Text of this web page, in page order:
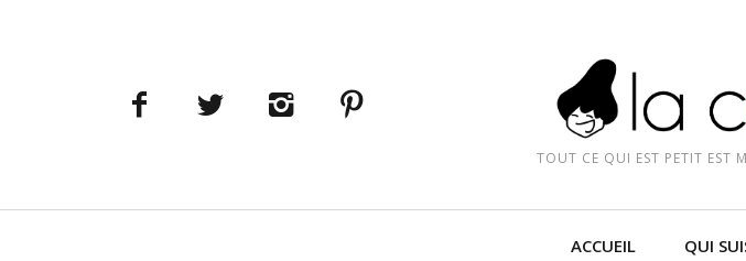
TOUT CE QUI EST PETIT EST
ACCUEIL QUI